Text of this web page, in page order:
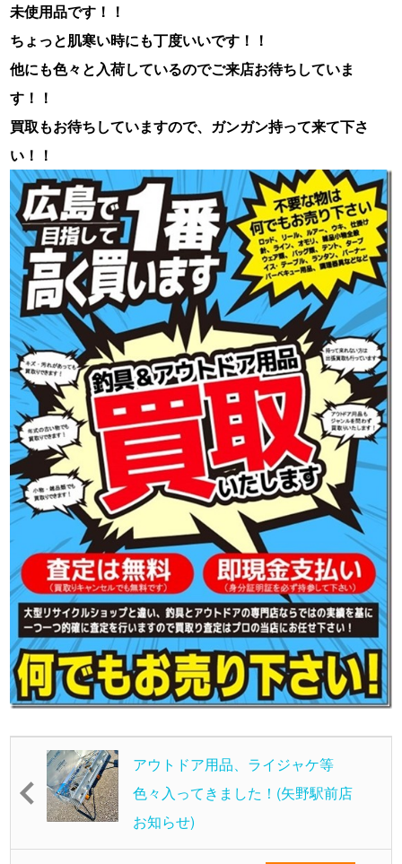
未使用品です！！
ちょっと肌寒い時にも丁度いいです！！
他にも色々と入荷しているのでご来店お待ちしていま
す！！
買取もお待ちしていますので、ガンガン持って来て下さ
い！！
アウトドア用品、ライジャケ等
色々入ってきました！(矢野駅前店
お知らせ)